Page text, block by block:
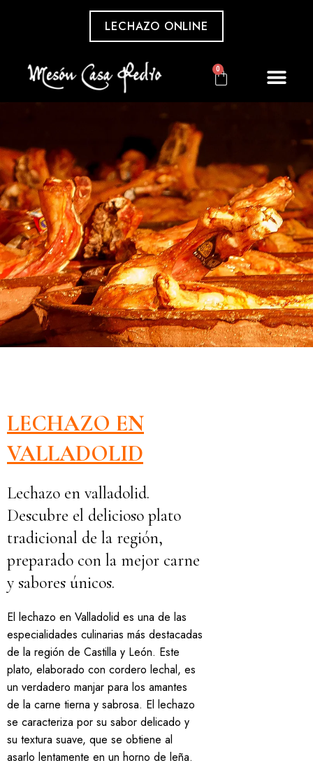
LECHAZO ONLINE
0
LECHAZO EN
VALLADOLID
Lechazo en valladolid.
Descubre el delicioso plato
tradicional de la región,
preparado con la mejor carne
y sabores únicos.
El lechazo en Valladolid es una de las
especialidades culinarias más destacadas
de la región de Castilla y León. Este
plato, elaborado con cordero lechal, es
un verdadero manjar para los amantes
de la carne tierna y sabrosa. El lechazo
se caracteriza por su sabor delicado y
su textura suave, que se obtiene al
asarlo lentamente en un horno de leña.